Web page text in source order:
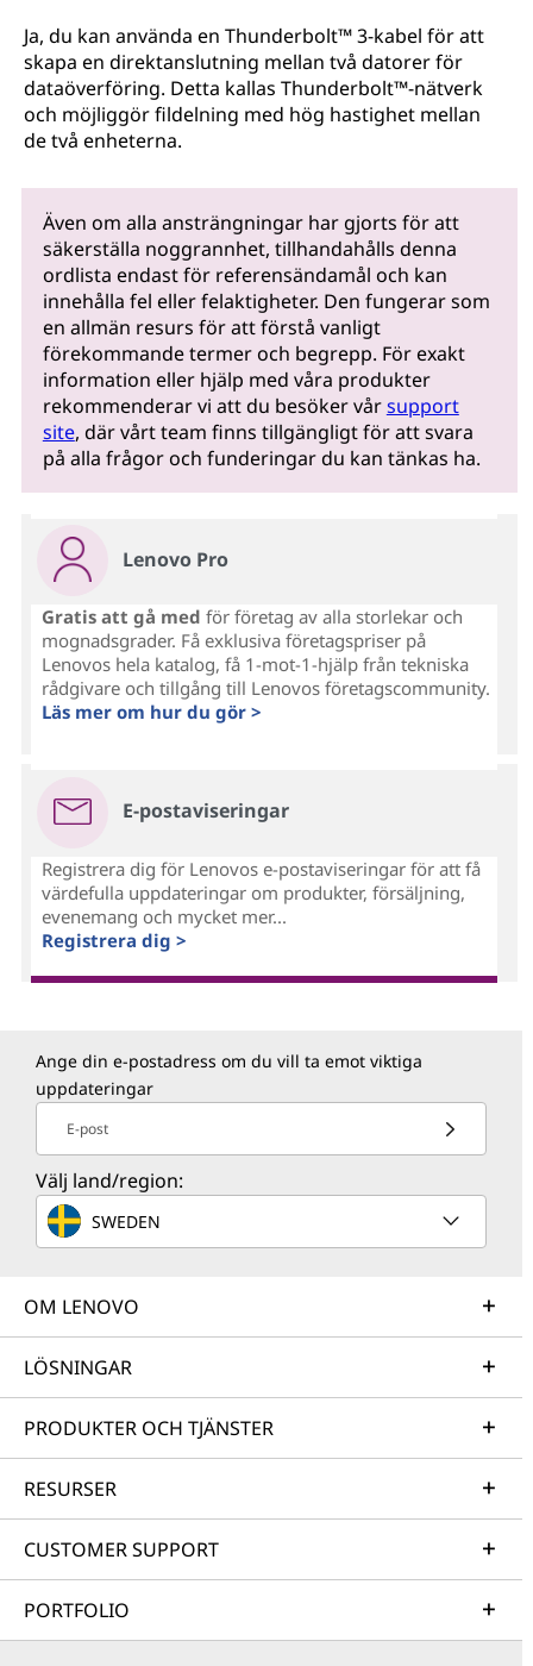
Ja, du kan använda en Thunderbolt™ 3-kabel för att
skapa en direktanslutning mellan två datorer för
dataöverföring. Detta kallas Thunderbolt™-nätverk
och möjliggör fildelning med hög hastighet mellan
de två enheterna.
Även om alla ansträngningar har gjorts för att
säkerställa noggrannhet, tillhandahålls denna
ordlista endast för referensändamål och kan
innehålla fel eller felaktigheter. Den fungerar som
en allmän resurs för att förstå vanligt
förekommande termer och begrepp. För exakt
information eller hjälp med våra produkter
rekommenderar vi att du besöker vårsupport
site, där vårt team finns tillgängligt för att svara
på alla frågor och funderingar du kan tänkas ha.
Lenovo Pro
Gratis att gå med för företag av alla storlekar och
mognadsgrader. Få exklusiva företagspriser på
Lenovos hela katalog, få 1-mot-1-hjälp från tekniska
rådgivare och tillgång till Lenovos företagscommunity.
Läs mer om hur du gör >
E-postaviseringar
Registrera dig för Lenovos e-postaviseringar för att få
värdefulla uppdateringar om produkter, försäljning,
evenemang och mycket mer...
Registrera dig >
Ange din e-postadress om du vill ta emot viktiga
uppdateringar
E-post
Välj land/region:
SWEDEN
OM LENOVO
LÖSNINGAR
PRODUKTER OCH TJÄNSTER
RESURSER
CUSTOMER SUPPORT
PORTFOLIO